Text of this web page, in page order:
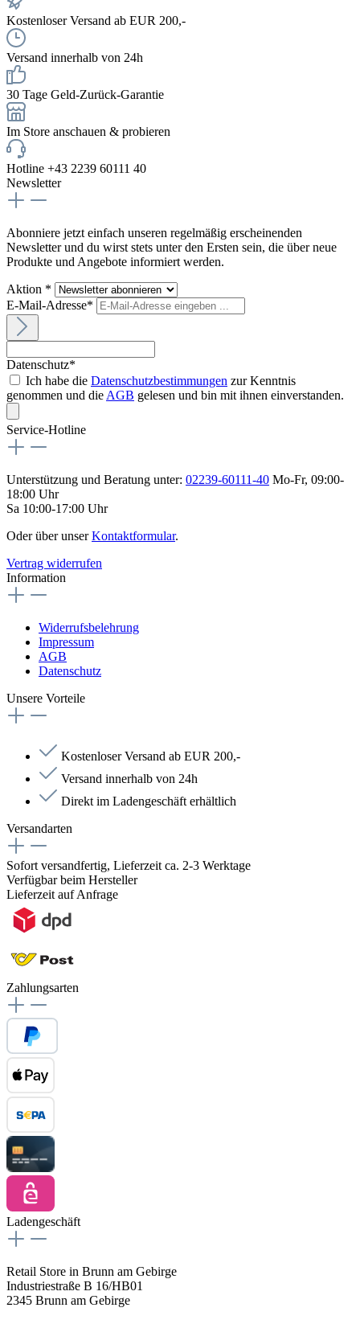
Kostenloser Versand ab EUR 200,-
Versand innerhalb von 24h
30 Tage Geld-Zurück-Garantie
Im Store anschauen & probieren
Hotline +43 2239 60111 40
Newsletter
Abonniere jetzt einfach unseren regelmäßig erscheinenden
Newsletter und du wirst stets unter den Ersten sein, die über neue
Produkte und Angebote informiert werden.
Aktion *
E-Mail-Adresse*
Datenschutz*
Ich habe die Datenschutzbestimmungen zur Kenntnis
genommen und die AGB gelesen und bin mit ihnen einverstanden.
Service-Hotline
Unterstützung und Beratung unter: 02239-60111-40 Mo-Fr, 09:00-
18:00 Uhr
Sa 10:00-17:00 Uhr
Oder über unserKontaktformular.
Vertrag widerrufen
Information
Widerrufsbelehrung
Impressum
AGB
Datenschutz
Unsere Vorteile
Kostenloser Versand ab EUR 200,-
Versand innerhalb von 24h
Direkt im Ladengeschäft erhältlich
Versandarten
Sofort versandfertig, Lieferzeit ca. 2-3 Werktage
Verfügbar beim Hersteller
Lieferzeit auf Anfrage
Zahlungsarten
Ladengeschäft
Retail Store in Brunn am Gebirge
Industriestraße B 16/HB01
2345 Brunn am Gebirge